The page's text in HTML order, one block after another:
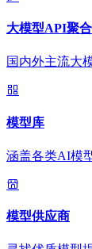
大模型API聚
国内外主流大
模型库
涵盖各类AI模
模型供应商